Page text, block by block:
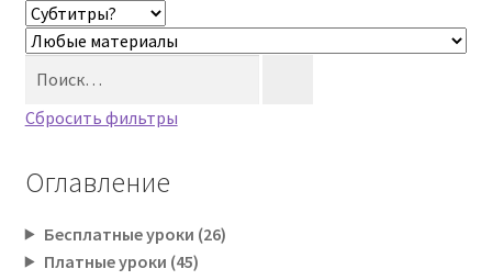
Сбросить фильтры
Оглавление
Бесплатные уроки (26)
Платные уроки (45)